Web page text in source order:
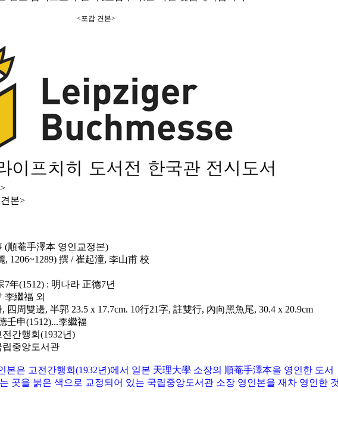
본> <포갑 견본>
본>
(順菴手澤本 영인교정본)
, 1206~1289) 撰 / 崔起潼, 李山甫 校
年(1512) : 明나라 正德7년
李繼福 외
四周雙邊, 半郭 23.5 x 17.7cm. 10行21字, 註雙行, 內向黑魚尾, 30.4 x 20.9cm
壬申(1512)...李繼福
간행회(1932년)
중앙도서관
본은 고전간행회(1932년)에서 일본 天理大學 소장의 順菴手澤本을 영인한 도서
곳을 붉은 색으로 교정되어 있는 국립중앙도서관 소장 영인본을 재차 영인한 것